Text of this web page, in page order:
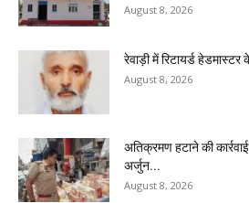
August 8, 2026
रेवाड़ी में रिटायर्ड
August 8, 2026
अतिक्रमण हटाने की
अर्जुन...
August 8, 2026